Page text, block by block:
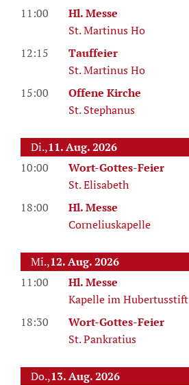
11:00
Hl. Messe
St. Martinus Ho
12:15
Tauffeier
St. Martinus Ho
15:00
Offene Kirche
St. Stephanus
Di.,11. Aug. 2026
10:00
Wort-Gottes-Feier
St. Elisabeth
18:00
Hl. Messe
Corneliuskapelle
Mi.,12. Aug. 2026
11:00
Hl. Messe
Kapelle im Hubertusstift
18:30
Wort-Gottes-Feier
St. Pankratius
Do.,13. Aug. 2026